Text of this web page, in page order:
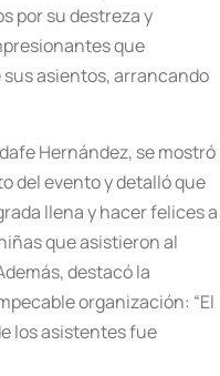
por su destreza y
que
asientos, arrancando
Hernández, se mostró
del evento y detalló que
llena y hacer felices a
que asistieron al
destacó la
organización: “El
los asistentes fue